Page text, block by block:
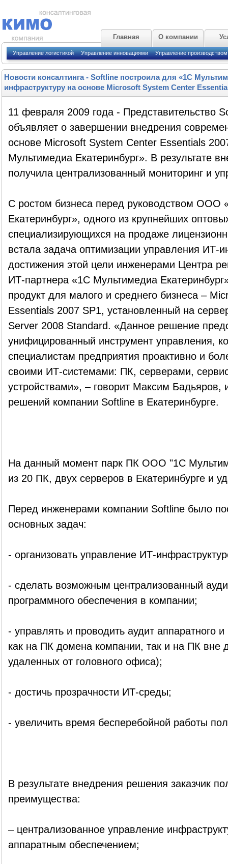
Главная О компании
Управление логистикой Управление инновациями Управление производством
Новости консалтинга- Softline построила для «1С
инфраструктуру на основе Microsoft System Center
11 февраля 2009 года - Представительство
объявляет о завершении внедрения
основе Microsoft System Center Essentials
Мультимедиа Екатеринбург». В результате
получила централизованный мониторинг и
С ростом бизнеса перед руководством ООО
Екатеринбург», одного из крупнейших
специализирующихся на продаже
встала задача оптимизации управления ИТ-
достижения этой цели инженерами Центра
ИТ-партнера «1С Мультимедиа
продукт для малого и среднего бизнеса –
Essentials 2007 SP1, установленный на
Server 2008 Standard. «Данное решение
унифицированный инструмент управления,
специалистам предприятия проактивно и
своими ИТ-системами: ПК, серверами,
устройствами», – говорит Максим
решений компании Softline в Екатеринбурге.
На данный момент парк ПК ООО "1С
из 20 ПК, двух серверов в Екатеринбурге и
Перед инженерами компании Softline было
основных задач:
- организовать управление ИТ-
- сделать возможным централизованный
программного обеспечения в компании;
- управлять и проводить аудит аппаратного
как на ПК домена компании, так и на ПК вне
удаленных от головного офиса);
- достичь прозрачности ИТ-среды;
- увеличить время бесперебойной работы
В результате внедрения решения заказчик
преимущества:
– централизованное управление
аппаратным обеспечением;